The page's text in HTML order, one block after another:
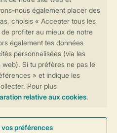
et préférences
et sécurisées
données